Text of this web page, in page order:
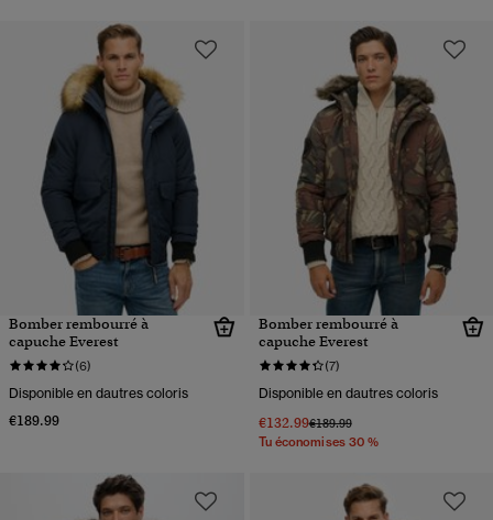
Bomber rembourré à
capuche Everest
(6)
Disponible en dautres coloris
€189.99
Bomber rembourré à
capuche Everest
(7)
Disponible en dautres coloris
€132.99Prix réduit de
€189.99à
Tu économises 30 %